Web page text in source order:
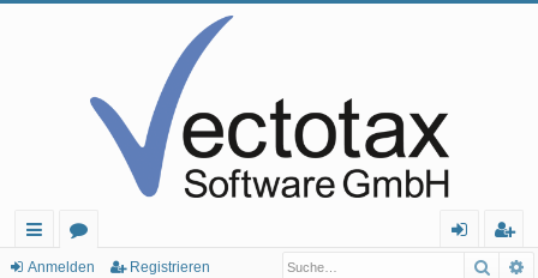
ch
or
eg
Anmelden Registrieren